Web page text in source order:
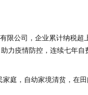
限公司，企业累计纳税超
力疫情防控，连续七年自
庭，自幼家境清贫，在